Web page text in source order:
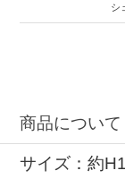
シ
商品について
サイズ：約